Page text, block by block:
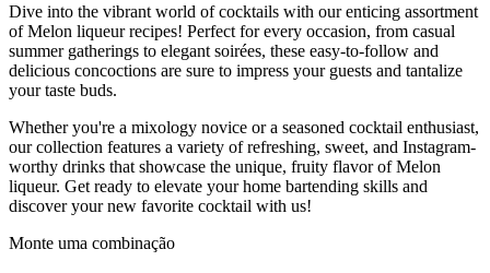
Dive into the vibrant world of cocktails with our enticing assortment
of Melon liqueur recipes! Perfect for every occasion, from casual
summer gatherings to elegant soirées, these easy-to-follow and
delicious concoctions are sure to impress your guests and tantalize
your taste buds.
Whether you're a mixology novice or a seasoned cocktail enthusiast,
our collection features a variety of refreshing, sweet, and Instagram-
worthy drinks that showcase the unique, fruity flavor of Melon
liqueur. Get ready to elevate your home bartending skills and
discover your new favorite cocktail with us!
Monte uma combinação